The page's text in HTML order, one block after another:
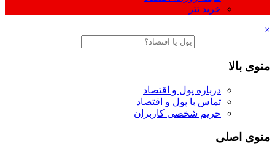
خرید تتر
×
منوی بالا
درباره پول و اقتصاد
تماس با پول و اقتصاد
حریم شخصی کاربران
منوی اصلی